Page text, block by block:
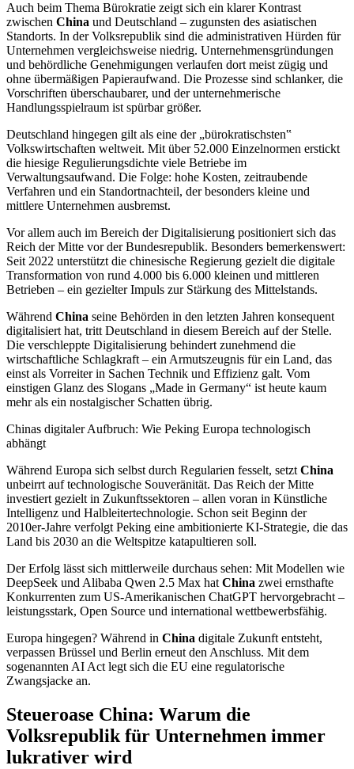
Auch beim Thema Bürokratie zeigt sich ein klarer Kontrast
zwischen China und Deutschland – zugunsten des asiatischen
Standorts. In der Volksrepublik sind die administrativen Hürden für
Unternehmen vergleichsweise niedrig. Unternehmensgründungen
und behördliche Genehmigungen verlaufen dort meist zügig und
ohne übermäßigen Papieraufwand. Die Prozesse sind schlanker, die
Vorschriften überschaubarer, und der unternehmerische
Handlungsspielraum ist spürbar größer.
Deutschland hingegen gilt als eine der „bürokratischsten‟
Volkswirtschaften weltweit. Mit über 52.000 Einzelnormen erstickt
die hiesige Regulierungsdichte viele Betriebe im
Verwaltungsaufwand. Die Folge: hohe Kosten, zeitraubende
Verfahren und ein Standortnachteil, der besonders kleine und
mittlere Unternehmen ausbremst.
Vor allem auch im Bereich der Digitalisierung positioniert sich das
Reich der Mitte vor der Bundesrepublik. Besonders bemerkenswert:
Seit 2022 unterstützt die chinesische Regierung gezielt die digitale
Transformation von rund 4.000 bis 6.000 kleinen und mittleren
Betrieben – ein gezielter Impuls zur Stärkung des Mittelstands.
Während China seine Behörden in den letzten Jahren konsequent
digitalisiert hat, tritt Deutschland in diesem Bereich auf der Stelle.
Die verschleppte Digitalisierung behindert zunehmend die
wirtschaftliche Schlagkraft – ein Armutszeugnis für ein Land, das
einst als Vorreiter in Sachen Technik und Effizienz galt. Vom
einstigen Glanz des Slogans „Made in Germany“ ist heute kaum
mehr als ein nostalgischer Schatten übrig.
Chinas digitaler Aufbruch: Wie Peking Europa technologisch
abhängt
Während Europa sich selbst durch Regularien fesselt, setztChina
unbeirrt auf technologische Souveränität. Das Reich der Mitte
investiert gezielt in Zukunftssektoren – allen voran in Künstliche
Intelligenz und Halbleitertechnologie. Schon seit Beginn der
2010er-Jahre verfolgt Peking eine ambitionierte KI-Strategie, die das
Land bis 2030 an die Weltspitze katapultieren soll.
Der Erfolg lässt sich mittlerweile durchaus sehen: Mit Modellen wie
DeepSeek und Alibaba Qwen 2.5 Max hatChina zwei ernsthafte
Konkurrenten zum US-Amerikanischen ChatGPT hervorgebracht –
leistungsstark, Open Source und international wettbewerbsfähig.
Europa hingegen? Während in China digitale Zukunft entsteht,
verpassen Brüssel und Berlin erneut den Anschluss. Mit dem
sogenannten AI Act legt sich die EU eine regulatorische
Zwangsjacke an.
Steueroase China: Warum die
Volksrepublik für Unternehmen immer
lukrativer wird